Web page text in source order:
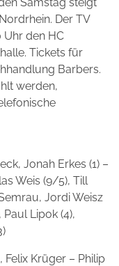
Der TV
den HC
Tickets für
Barbers.
werden,
Jonah Erkes (1) –
Weis (9/5), Till
Jordi Weisz
Paul Lipok (4),
Krüger – Philip